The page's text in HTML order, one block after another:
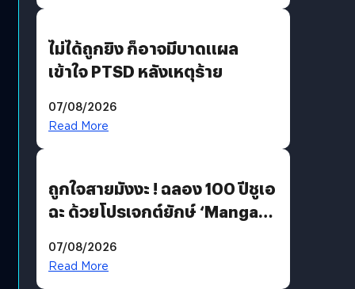
ไม่ได้ถูกยิง ก็อาจมีบาดแผล
เข้าใจ PTSD หลังเหตุร้าย
07/08/2026
Read More
ถูกใจสายมังงะ ! ฉลอง 100 ปีชูเอ
ฉะ ด้วยโปรเจกต์ยักษ์ ‘Manga
มีภาษาไทยด้วย
07/08/2026
Read More